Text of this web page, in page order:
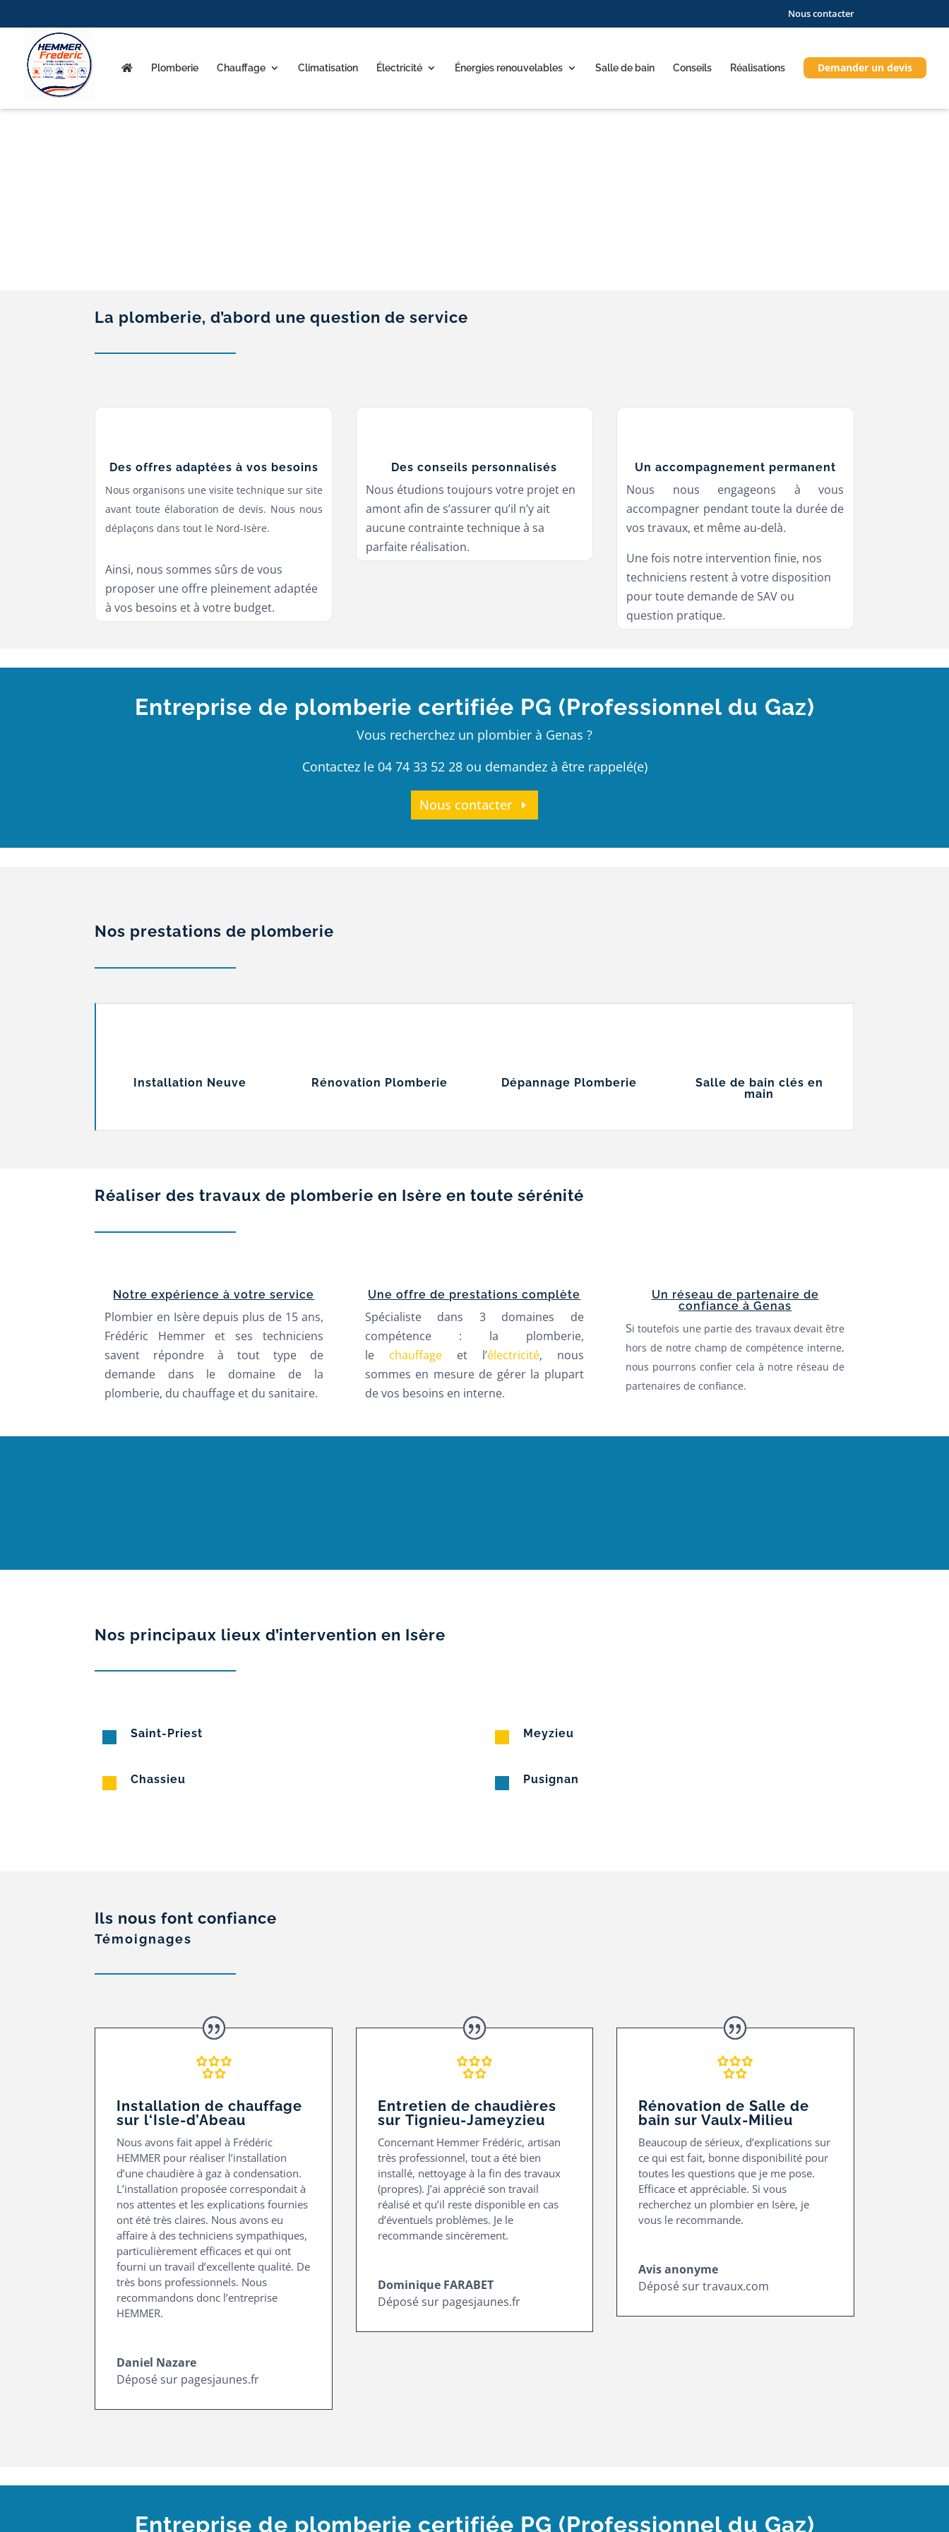
Nous contacter
Plomberie Chauffage Climatisation Électricité Énergies renouvelables Salle de bain Conseils Réalisations Demander un devis
La plomberie, d’abord une question de service
Des offres adaptées à vos besoins
Nous organisons une visite technique sur site
avant toute élaboration de devis. Nous nous
déplaçons dans tout le Nord-Isère.
Ainsi, nous sommes sûrs de vous
proposer une offre pleinement adaptée
à vos besoins et à votre budget.
Des conseils personnalisés
Nous étudions toujours votre projet en
amont afin de s’assurer qu’il n’y ait
aucune contrainte technique à sa
parfaite réalisation.
Un accompagnement permanent
Nous nous engageons à vous
accompagner pendant toute la durée de
vos travaux, et même au-delà.
Une fois notre intervention finie, nos
techniciens restent à votre disposition
pour toute demande de SAV ou
question pratique.
Entreprise de plomberie certifiée PG (Professionnel du Gaz)
Vous recherchez un plombier à Genas ?
Contactez le 04 74 33 52 28 ou demandez à être rappelé(e)
Nous contacter
Nos prestations de plomberie
Installation Neuve Rénovation Plomberie Dépannage Plomberie
Salle de bain clés en
main
Réaliser des travaux de plomberie en Isère en toute sérénité
Notre expérience à votre service
Plombier en Isère depuis plus de 15 ans,
Frédéric Hemmer et ses techniciens
savent répondre à tout type de
demande dans le domaine de la
plomberie, du chauffage et du sanitaire.
Une offre de prestations complète
Spécialiste dans 3 domaines de
compétence : la plomberie,
le chauffage et l’électricité, nous
sommes en mesure de gérer la plupart
de vos besoins en interne.
Un réseau de partenaire de
confiance à Genas
Si toutefois une partie des travaux devait être
hors de notre champ de compétence interne,
nous pourrons confier cela à notre réseau de
partenaires de confiance.
Nos principaux lieux d’intervention en Isère
Saint-Priest
Chassieu
Meyzieu
Pusignan
Ils nous font confiance
Témoignages
Installation de chauffage
sur l‘Isle-d’Abeau
Nous avons fait appel à Frédéric
HEMMER pour réaliser l’installation
d’une chaudière à gaz à condensation.
L’installation proposée correspondait à
nos attentes et les explications fournies
ont été très claires. Nous avons eu
affaire à des techniciens sympathiques,
particulièrement efficaces et qui ont
fourni un travail d’excellente qualité. De
très bons professionnels. Nous
recommandons donc l’entreprise
HEMMER.
Daniel Nazare
Déposé sur pagesjaunes.fr
Entretien de chaudières
sur Tignieu-Jameyzieu
Concernant Hemmer Frédéric, artisan
très professionnel, tout a été bien
installé, nettoyage à la fin des travaux
(propres). J’ai apprécié son travail
réalisé et qu’il reste disponible en cas
d’éventuels problèmes. Je le
recommande sincèrement.
Dominique FARABET
Déposé sur pagesjaunes.fr
Rénovation de Salle de
bain sur Vaulx-Milieu
Beaucoup de sérieux, d’explications sur
ce qui est fait, bonne disponibilité pour
toutes les questions que je me pose.
Efficace et appréciable. Si vous
recherchez un plombier en Isère, je
vous le recommande.
Avis anonyme
Déposé sur travaux.com
Entreprise de plomberie certifiée PG (Professionnel du Gaz)